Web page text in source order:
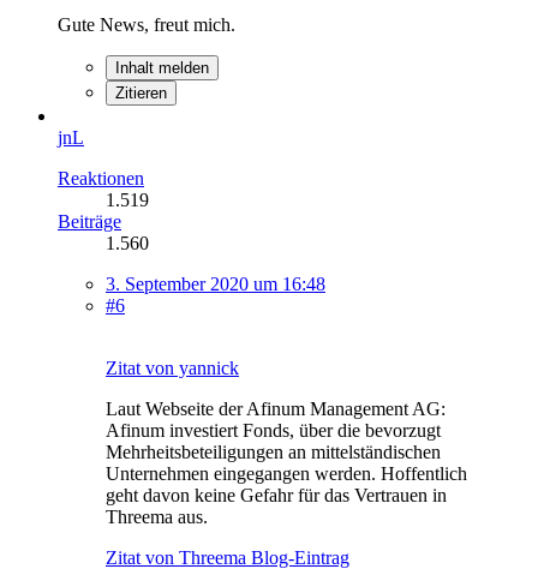
Gute News, freut mich.
Inhalt melden
Zitieren
jnL
Reaktionen
1.519
Beiträge
1.560
3. September 2020 um 16:48
#6
Zitat von yannick
Laut Webseite der Afinum Management AG:
Afinum investiert Fonds, über die bevorzugt
Mehrheitsbeteiligungen an mittelständischen
Unternehmen eingegangen werden. Hoffentlich
geht davon keine Gefahr für das Vertrauen in
Threema aus.
Zitat von Threema Blog-Eintrag